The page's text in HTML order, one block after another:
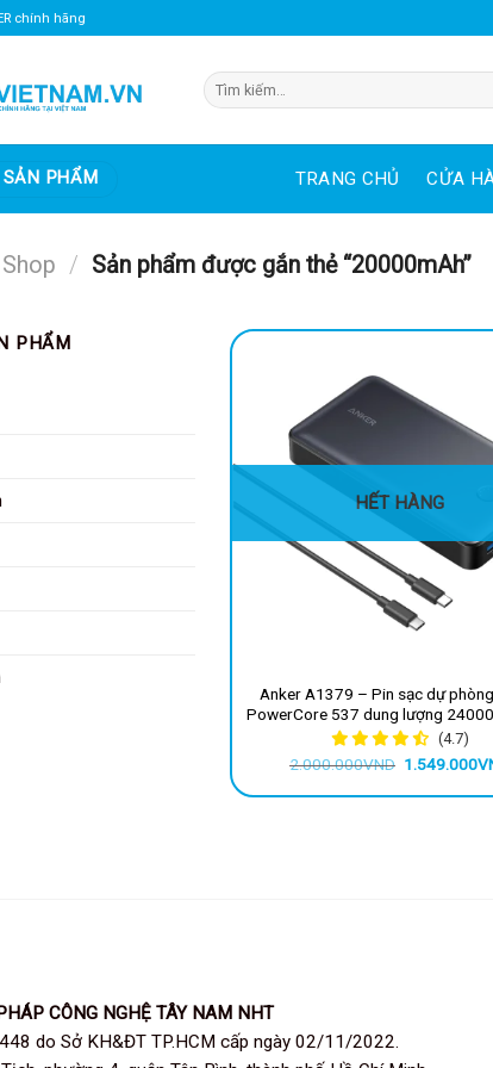
chính hãng
Tìm
kiếm:
PHẨM TRANG CHỦ CỬA
Shop / Sản phẩm được gắn thẻ “20000mAh”
PHẨM
HẾT HÀNG
Anker A1379 – Pin sạc dự
PowerCore 537 dung lượng
Laptop, điện thoại, tai nghe, sạc
(4.7)
2.000.000VND Giá
là:
1.549.000
CÔNG NGHỆ TÂY NAM NHT
do Sở KH&ĐT TP.HCM cấp ngày 02/11/2022.